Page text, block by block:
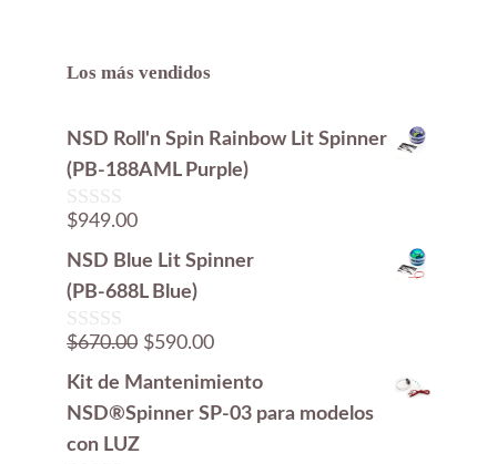
Los más vendidos
NSD Roll'n Spin Rainbow Lit Spinner
(PB-188AML Purple)
0
e
5
$949.00
NSD Blue Lit Spinner
(PB-688L Blue)
0
e
5
$670.00 El
precio
original
$590.00El
precio
actual
Kit de Mantenimiento
NSD®Spinner SP-03 para modelos
con LUZ